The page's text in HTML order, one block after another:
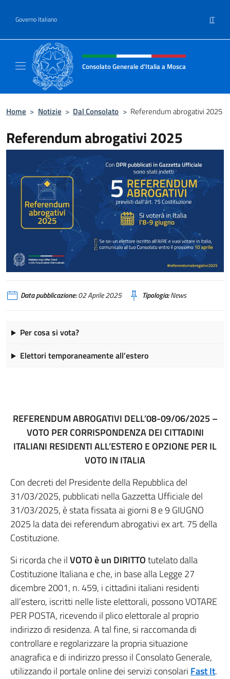
Governo Italiano IT
Intestazione sito, social e menù
Consolato Generale d'Italia a Mosca
Home > Notizie > Dal Consolato > Referendum abrogativi 2025
Referendum abrogativi 2025
Data pubblicazione:02 Aprile 2025 Tipologia:News
Per cosa si vota?
Elettori temporaneamente all’estero
REFERENDUM ABROGATIVI DELL’08-09/06/2025 –
VOTO PER CORRISPONDENZA DEI CITTADINI
ITALIANI RESIDENTI ALL’ESTERO E OPZIONE PER IL
VOTO IN ITALIA
Con decreti del Presidente della Repubblica del
31/03/2025, pubblicati nella Gazzetta Ufficiale del
31/03/2025, è stata fissata ai giorni 8 e 9 GIUGNO
2025 la data dei referendum abrogativi ex art. 75 della
Costituzione.
Si ricorda che ilVOTO è un DIRITTOtutelato dalla
Costituzione Italiana e che, in base alla Legge 27
dicembre 2001, n. 459, i cittadini italiani residenti
all’estero, iscritti nelle liste elettorali, possono VOTARE
PER POSTA, ricevendo il plico elettorale al proprio
indirizzo di residenza. A tal fine, si raccomanda di
controllare e regolarizzare la propria situazione
anagrafica e di indirizzo presso il Consolato Generale,
utilizzando il portale online dei servizi consolariFast It.